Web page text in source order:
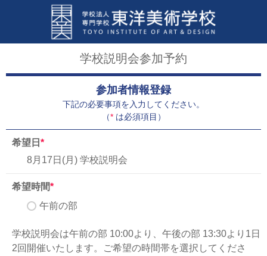
学校説明会参加予約
参加者情報登録
下記の必要事項を入力してください。
（*は必須項目）
希望日 *
8月17日(月) 学校説明会
希望時間*
午前の部
学校説明会は午前の部 10:00より、午後の部 13:30より1日
2回開催いたします。ご希望の時間帯を選択してくださ